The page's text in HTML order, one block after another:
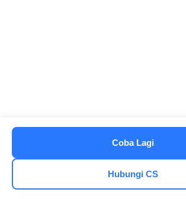
Hubungi CS
Coba Lagi